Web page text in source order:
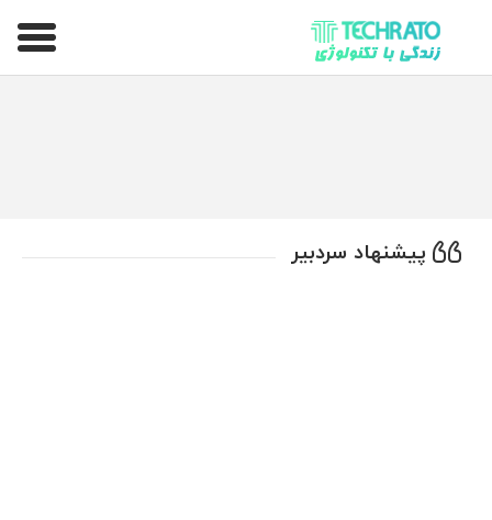
تکراتو – زندگی با تکنولوژی
پیشنهاد سردبیر